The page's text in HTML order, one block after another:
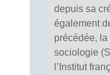
depuis sa
également
précédée,
sociologie
l’Institut